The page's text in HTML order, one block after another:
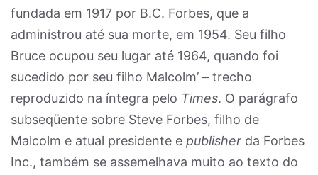
fundada em 1917 por B.C. Forbes, que a
administrou até sua morte, em 1954. Seu filho
Bruce ocupou seu lugar até 1964, quando foi
sucedido por seu filho Malcolm’ – trecho
reproduzido na íntegra pelo Times. O parágrafo
subseqüente sobre Steve Forbes, filho de
Malcolm e atual presidente e publisher da Forbes
Inc., também se assemelhava muito ao texto do